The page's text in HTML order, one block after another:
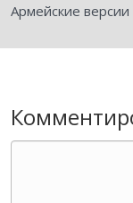
Армейские